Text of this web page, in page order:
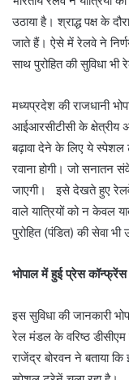
उठाया है। श्राद्ध पक्ष के
जाते हैं। ऐसे में रेलवे ने
साथ पुरोहित की सुविधा भी
मध्यप्रदेश की राजधानी
आईआरसीटीसी के क्षेत्रीय
बढ़ावा देने के लिए ये
रवाना होगी। जो सनातन
जाएगी। इसे देखते हुए
वाले यात्रियों को न केवल
पुरोहित (पंडित) की सेवा
भोपाल में हुई प्रेस कॉन्फ्रेंस
इस सुविधा की जानकारी
रेल मंडल के वरिष्ठ
राजेंद्र बोरवन ने बताया